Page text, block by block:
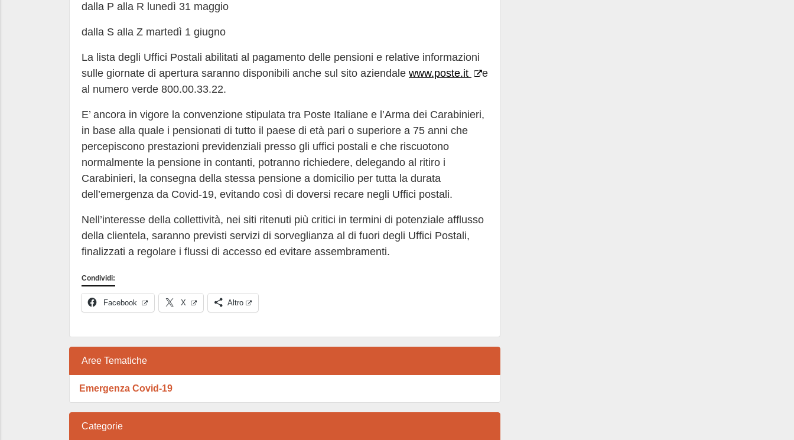
dalla P alla R lunedì 31 maggio
dalla S alla Z martedì 1 giugno
La lista degli Uffici Postali abilitati al pagamento delle pensioni e relative informazioni
sulle giornate di apertura saranno disponibili anche sul sito aziendale www.poste.it
e
al numero verde 800.00.33.22.
E’ ancora in vigore la convenzione stipulata tra Poste Italiane e l’Arma dei Carabinieri,
in base alla quale i pensionati di tutto il paese di età pari o superiore a 75 anni che
percepiscono prestazioni previdenziali presso gli uffici postali e che riscuotono
normalmente la pensione in contanti, potranno richiedere, delegando al ritiro i
Carabinieri, la consegna della stessa pensione a domicilio per tutta la durata
dell’emergenza da Covid-19, evitando così di doversi recare negli Uffici postali.
Nell’interesse della collettività, nei siti ritenuti più critici in termini di potenziale afflusso
della clientela, saranno previsti servizi di sorveglianza al di fuori degli Uffici Postali,
finalizzati a regolare i flussi di accesso ed evitare assembramenti.
Condividi:
Facebook X Altro
Aree Tematiche
Emergenza Covid-19
Categorie